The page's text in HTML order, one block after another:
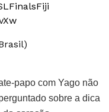
papo com Yago não
sobre a dica